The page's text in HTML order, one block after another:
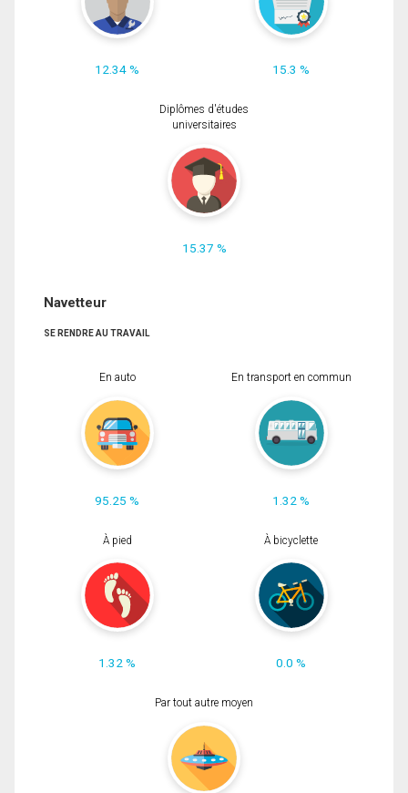
12.34 % 15.3 %
Diplômes d'études
universitaires
15.37 %
Navetteur
SE RENDRE AU TRAVAIL
En auto
95.25 %
En transport en commun
1.32 %
À pied
1.32 %
À bicyclette
0.0 %
Par tout autre moyen